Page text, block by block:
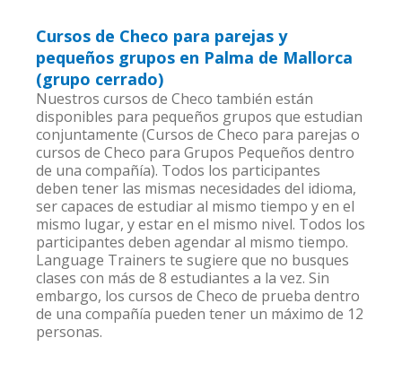
Cursos de Checo para parejas y
pequeños grupos en Palma de Mallorca
(grupo cerrado)
Nuestros cursos de Checo también están
disponibles para pequeños grupos que estudian
conjuntamente (Cursos de Checo para parejas o
cursos de Checo para Grupos Pequeños dentro
de una compañía). Todos los participantes
deben tener las mismas necesidades del idioma,
ser capaces de estudiar al mismo tiempo y en el
mismo lugar, y estar en el mismo nivel. Todos los
participantes deben agendar al mismo tiempo.
Language Trainers te sugiere que no busques
clases con más de 8 estudiantes a la vez. Sin
embargo, los cursos de Checo de prueba dentro
de una compañía pueden tener un máximo de 12
personas.